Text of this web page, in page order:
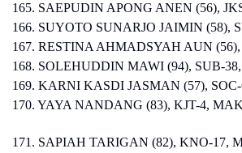
165. SAEPUDIN APONG ANEN (56),
166. SUYOTO SUNARJO JAIMIN (58),
167. RESTINA AHMADSYAH AUN
168. SOLEHUDDIN MAWI (94), SUB-
169. KARNI KASDI JASMAN (57),
170. YAYA NANDANG (83), KJT-4,
171. SAPIAH TARIGAN (82), KNO-17,